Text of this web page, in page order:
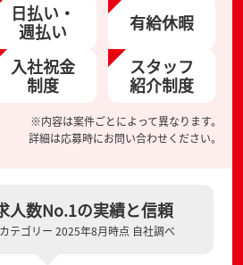
日払い・
週払い 有給休暇
入社祝金
制度
スタッフ
紹介制度
※内容は案件ごとによって異なります。
詳細は応募時にお問い合わせください。
人数No.1の実績と信頼
テゴリー 2025年8月時点 自社調べ